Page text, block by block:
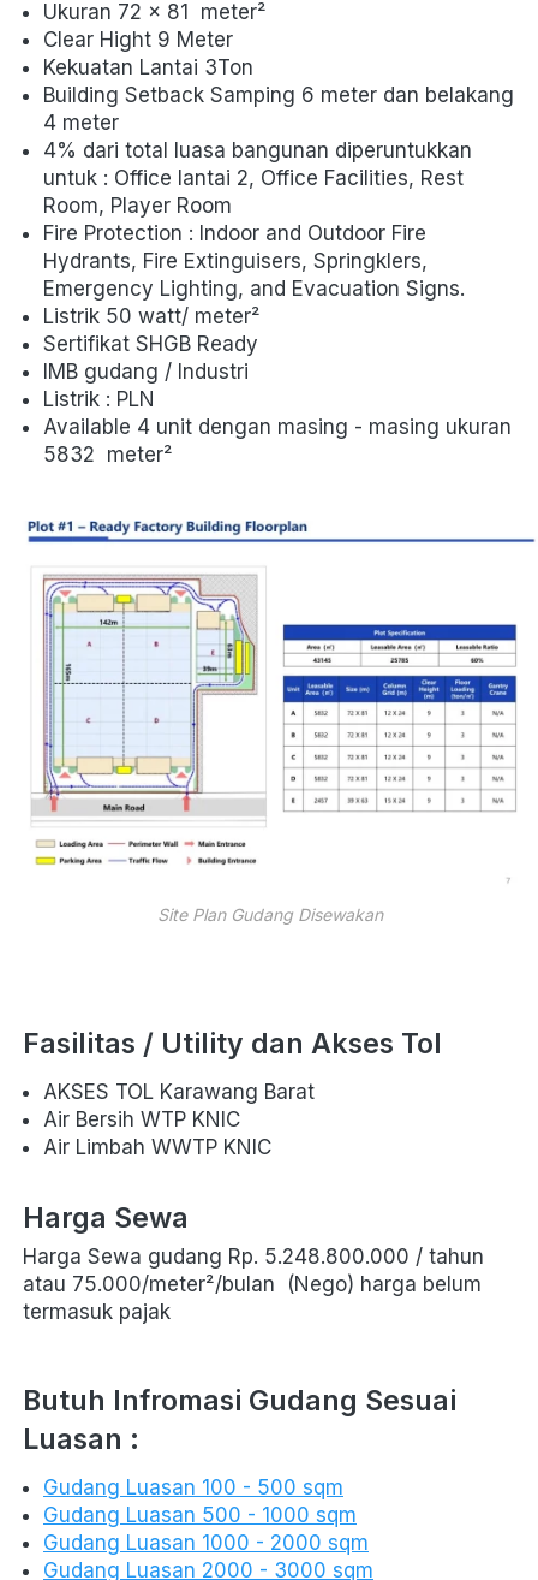
Ukuran 72 x 81 meter²
Clear Hight 9 Meter
Kekuatan Lantai 3Ton
Building Setback Samping 6 meter dan belakang
4 meter
4% dari total luasa bangunan diperuntukkan
untuk : Office lantai 2, Office Facilities, Rest
Room, Player Room
Fire Protection : Indoor and Outdoor Fire
Hydrants, Fire Extinguisers, Springklers,
Emergency Lighting, and Evacuation Signs.
Listrik 50 watt/ meter²
Sertifikat SHGB Ready
IMB gudang / Industri
Listrik : PLN
Available 4 unit dengan masing - masing ukuran
5832 meter²
Site Plan Gudang Disewakan
Fasilitas / Utility dan Akses Tol
AKSES TOL Karawang Barat
Air Bersih WTP KNIC
Air Limbah WWTP KNIC
Harga Sewa
Harga Sewa gudang Rp. 5.248.800.000 / tahun
atau 75.000/meter²/bulan
  (Nego) harga belum
termasuk pajak
Butuh Infromasi Gudang Sesuai
Luasan :
Gudang Luasan 100 - 500 sqm
Gudang Luasan 500 - 1000 sqm
Gudang Luasan 1000 - 2000 sqm
Gudang Luasan 2000 - 3000 sqm